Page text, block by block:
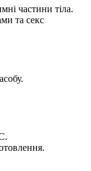
частини тіла.
та секс